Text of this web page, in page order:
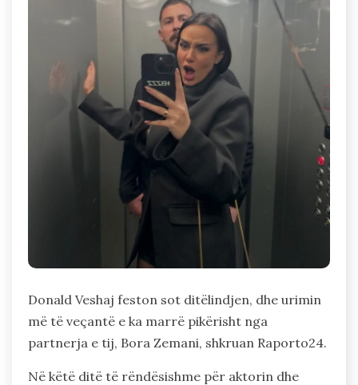
Donald Veshaj feston sot ditëlindjen, dhe urimin
më të veçantë e ka marrë pikërisht nga
partnerja e tij, Bora Zemani, shkruan Raporto24.
Në këtë ditë të rëndësishme për aktorin dhe